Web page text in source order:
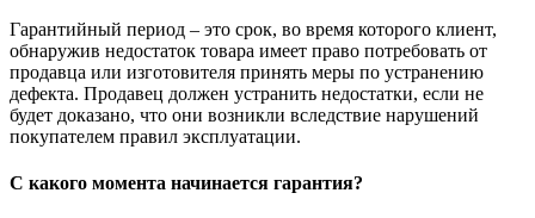
Гарантийный период – это срок, во время которого клиент,
обнаружив недостаток товара имеет право потребовать от
продавца или изготовителя принять меры по устранению
дефекта. Продавец должен устранить недостатки, если не
будет доказано, что они возникли вследствие нарушений
покупателем правил эксплуатации.
С какого момента начинается гарантия?